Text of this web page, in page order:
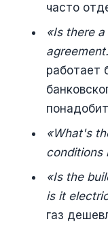
часто
«Is there
работает
«What's
conditions
«Is the
is it
газ